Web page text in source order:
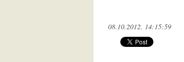
08.10.2012. 14:15:59